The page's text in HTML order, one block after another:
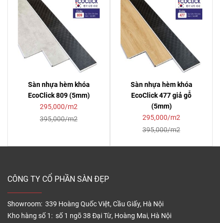
Sàn nhựa hèm khóa
EcoClick 809 (5mm)
295,000/m2
395,000/m2
Sàn nhựa hèm khóa
EcoClick 477 giả gỗ
(5mm)
295,000/m2
395,000/m2
CÔNG TY CỔ PHẦN SÀN ĐẸP
Showroom: 339 Hoàng Quốc Việt, Cầu Giấy, Hà Nội
Kho hàng số 1: số 1 ngõ 38 Đại Từ, Hoàng Mai, Hà Nội